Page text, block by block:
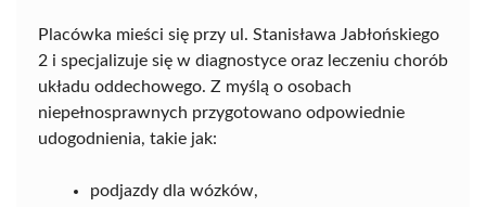
Placówka mieści się przy ul. Stanisława Jabłońskiego
2 i specjalizuje się w diagnostyce oraz leczeniu chorób
układu oddechowego. Z myślą o osobach
niepełnosprawnych przygotowano odpowiednie
udogodnienia, takie jak:
podjazdy dla wózków,